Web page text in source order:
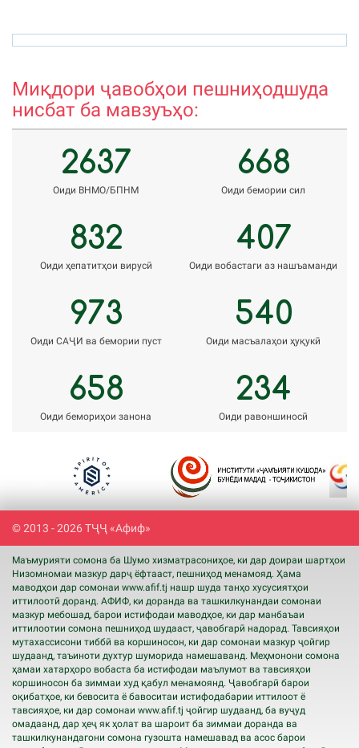
Миқдори ҷавобҳои пешниҳодшуда
нисбат ба мавзуъҳо:
2637
Оиди ВНМО/БПНМ
668
Оиди бемории сил
832
Оиди ҳепатитҳои вирусӣ
407
Оиди вобастаги аз нашъаманди
973
Оиди САҶИ ва бемории пуст
540
Оиди масъалаҳои ҳуқукӣ
658
Оиди бемориҳои занона
234
Оиди равоншиносӣ
Next
© 2013 - 2026 ТҶҶ «Афиф»
Маъмурияти сомона ба Шумо хизматрасониҳое, ки дар доираи шартҳои
Низомномаи мазкур дарҷ ёфтааст, пешниҳод менамояд. Ҳама
маводҳои дар сомонаи www.afif.tj нашр шуда танҳо хусусиятҳои
иттилоотӣ доранд. АФИФ, ки доранда ва ташкилкунандаи сомонаи
мазкур мебошад, барои истифодаи маводҳое, ки дар манбаъаи
иттилоотии сомона пешниҳод шудааст, ҷавобгарӣ надорад. Тавсияҳои
мутахассисони тиббӣ ва коршиносон, ки дар сомонаи мазкур ҷойгир
шудаанд, таъиноти духтур шуморида намешаванд. Меҳмонони сомона
ҳамаи хатарҳоро вобаста ба истифодаи маълумот ва тавсияҳои
коршиносон ба зиммаи худ қабул менамоянд. Ҷавобгарӣ барои
оқибатҳое, ки бевосита ё бавоситаи истифодабарии иттилоот ё
тавсияҳое, ки дар сомонаи www.afif.tj ҷойгир шудаанд, ба вуҷуд
омадаанд, дар ҳеҷ як ҳолат ва шароит ба зиммаи доранда ва
ташкилкунандагони сомона гузошта намешавад ва асос барои